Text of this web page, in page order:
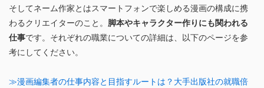
そしてネーム作家とはスマートフォンで楽しめる漫画の構成に携
わるクリエイターのこと。 脚本やキャラクター作りにも関われる
仕事です。それぞれの職業についての詳細は、以下のページを参
考にしてください。
≫漫画編集者の仕事内容と目指すルートは？大手出版社の就職倍